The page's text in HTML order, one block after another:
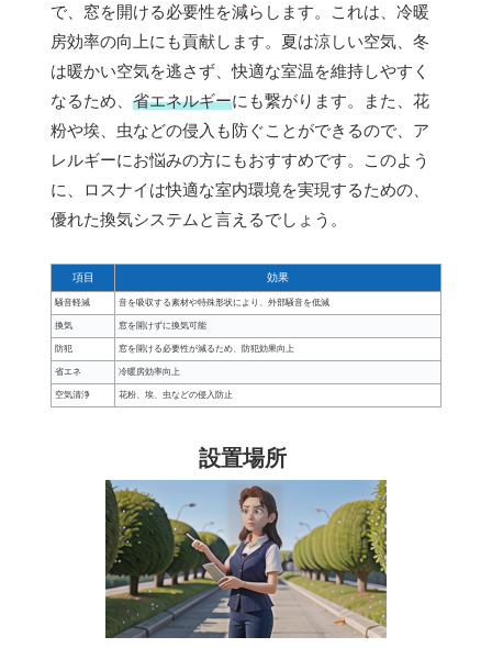
で、窓を開ける必要性を減らします。これは、冷暖
房効率の向上にも貢献します。夏は涼しい空気、冬
は暖かい空気を逃さず、快適な室温を維持しやすく
なるため、 省エネルギーにも繋がります。また、花
粉や埃、虫などの侵入も防ぐことができるので、ア
レルギーにお悩みの方にもおすすめです。このよう
に、ロスナイは快適な室内環境を実現するための、
優れた換気システムと言えるでしょう。
項目 効果
騒音軽減 音を吸収する素材や特殊形状により、外部騒音を低減
換気 窓を開けずに換気可能
防犯 窓を開ける必要性が減るため、防犯効果向上
省エネ 冷暖房効率向上
空気清浄 花粉、埃、虫などの侵入防止
設置場所